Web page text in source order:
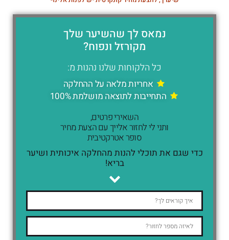
נמאס לך שהשיער שלך
מקורזל ונפוח?
כל הלקוחות שלנו נהנות מ:
אחריות מלאה על ההחלקה
התחייבות לתוצאה מושלמת 100%
השאירי פרטים,
ותני לי לחזור אלייך עם הצעת מחיר
סופר אטרקטיבית
כדי שגם את תוכלי להנות מהחלקה איכותית ושיער
בריא!